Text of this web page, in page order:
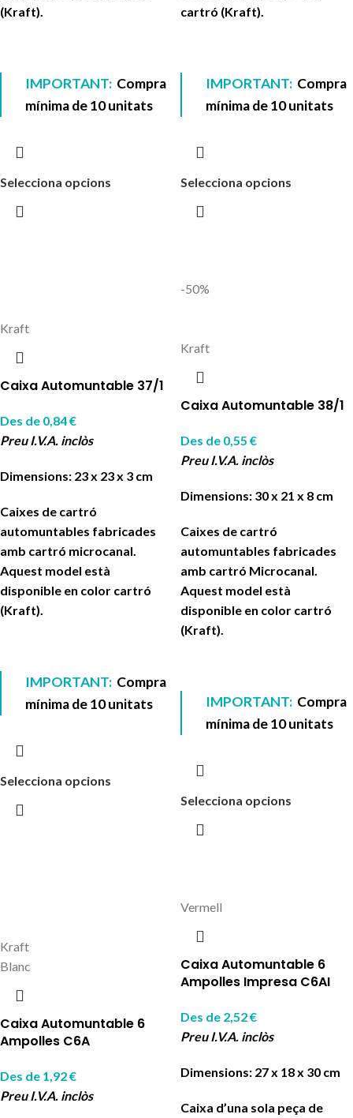
(Kraft).
IMPORTANT: Compra
mínima de 10 unitats
Selecciona opcions
cartró (Kraft).
IMPORTANT: Compra
mínima de 10 unitats
Selecciona opcions
Kraft
Caixa Automuntable 37/1
Des de 0,84€
Preu I.V.A. inclòs
Dimensions: 23 x 23 x 3 cm
Caixes de cartró
automuntables fabricades
amb cartró microcanal.
Aquest model està
disponible en color cartró
(Kraft).
IMPORTANT: Compra
mínima de 10 unitats
Selecciona opcions
-50%
Kraft
Caixa Automuntable 38/1
Des de 0,55 €
Preu I.V.A. inclòs
Dimensions: 30 x 21 x 8 cm
Caixes de cartró
automuntables fabricades
amb cartró Microcanal.
Aquest model està
disponible en color cartró
(Kraft).
IMPORTANT: Compra
mínima de 10 unitats
Selecciona opcions
Kraft
Blanc
Caixa Automuntable 6
Ampolles C6A
Des de 1,92€
Preu I.V.A. inclòs
Vermell
Caixa Automuntable 6
Ampolles Impresa C6AI
Des de 2,52€
Preu I.V.A. inclòs
Dimensions: 27 x 18 x 30 cm
Caixa d’una sola peça de